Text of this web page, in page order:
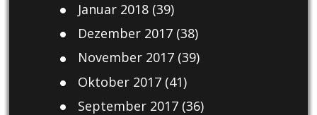
Januar 2018(39)
Dezember 2017(38)
November 2017(39)
Oktober 2017(41)
September 2017(36)